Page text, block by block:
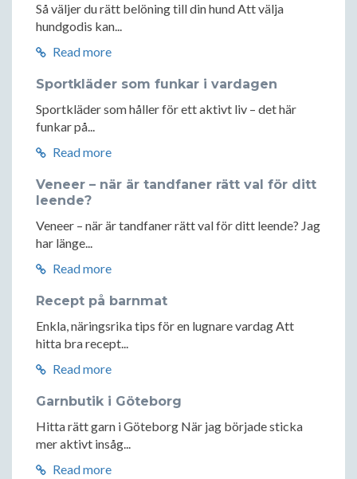
Så väljer du rätt belöning till din hund Att välja
hundgodis kan...
Read more
Sportkläder som funkar i vardagen
Sportkläder som håller för ett aktivt liv – det här
funkar på...
Read more
Veneer – när är tandfaner rätt val för ditt
leende?
Veneer – när är tandfaner rätt val för ditt leende? Jag
har länge...
Read more
Recept på barnmat
Enkla, näringsrika tips för en lugnare vardag Att
hitta bra recept...
Read more
Garnbutik i Göteborg
Hitta rätt garn i Göteborg När jag började sticka
mer aktivt insåg...
Read more